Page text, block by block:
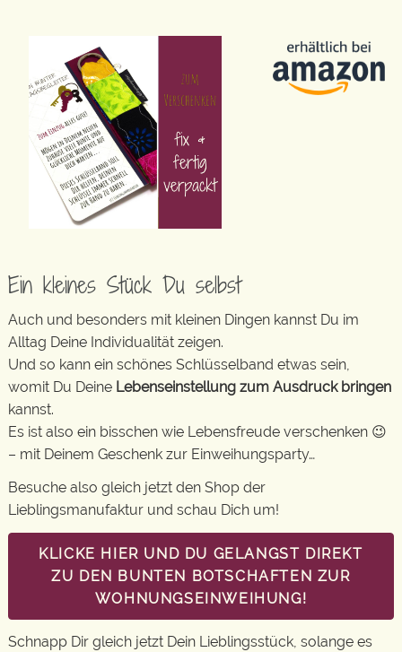
Ein kleines Stück Du selbst
Auch und besonders mit kleinen Dingen kannst Du im
Alltag Deine Individualität zeigen.
Und so kann ein schönes Schlüsselband etwas sein,
womit Du Deine Lebenseinstellung zum Ausdruck bringen
kannst.
Es ist also ein bisschen wie Lebensfreude verschenken 😉
– mit Deinem Geschenk zur Einweihungsparty…
Besuche also gleich jetzt den Shop der
Lieblingsmanufaktur und schau Dich um!
KLICKE HIER UND DU GELANGST DIREKT
ZU DEN BUNTEN BOTSCHAFTEN ZUR
WOHNUNGSEINWEIHUNG!
Schnapp Dir gleich jetzt Dein Lieblingsstück, solange es